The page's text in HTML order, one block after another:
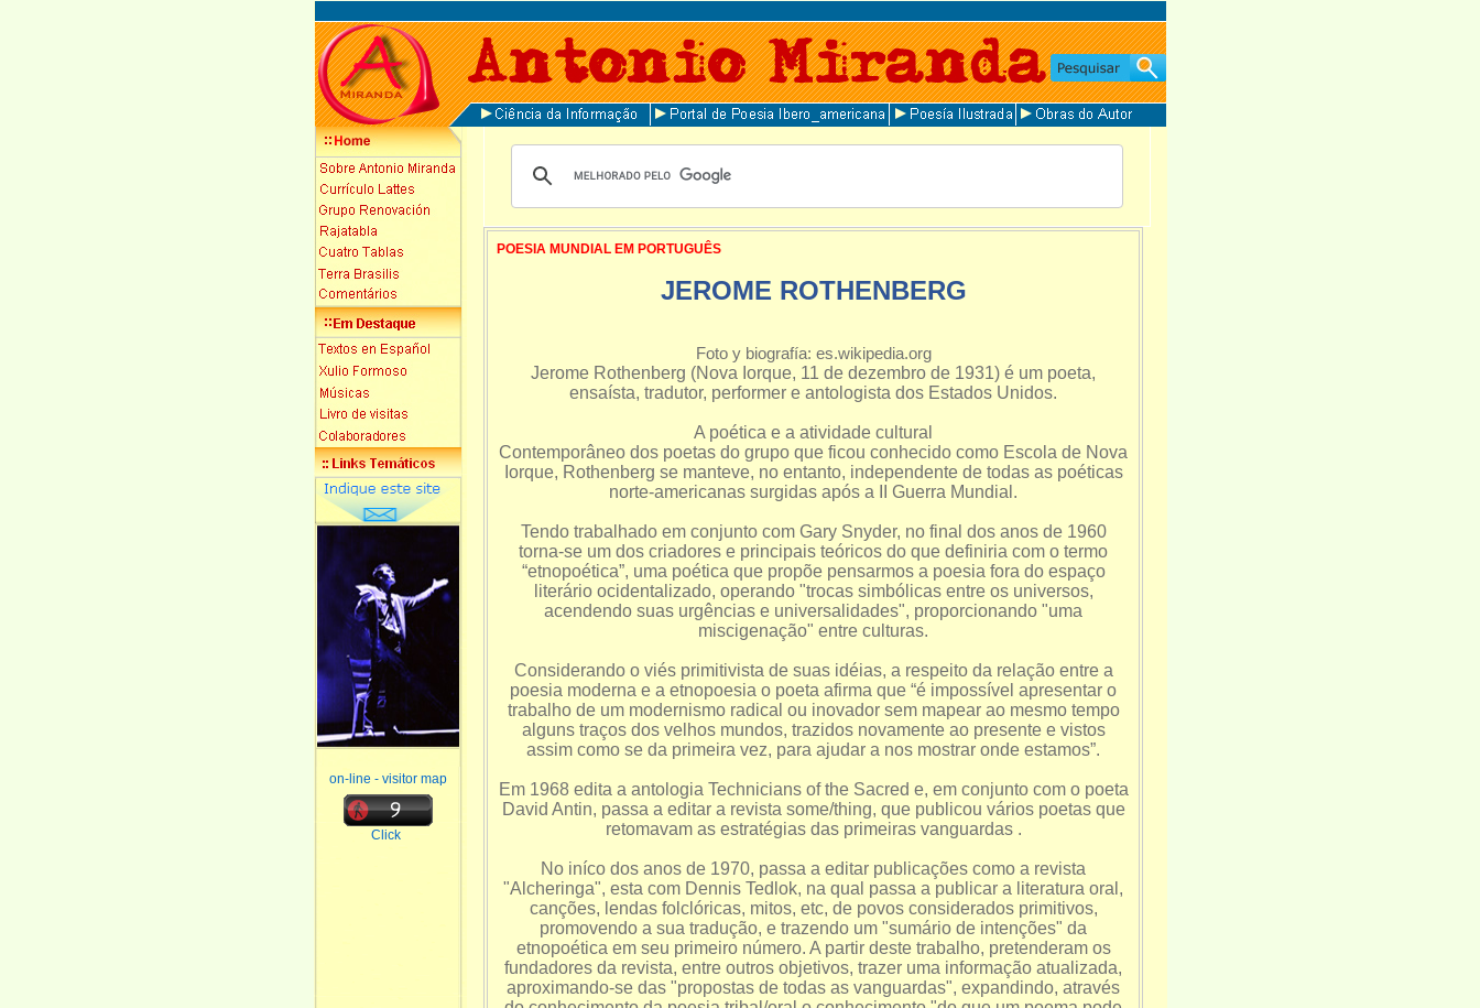
on-line - visitor map
Click
POESIA MUNDIAL EM PORTUGUÊS
JEROME ROTHENBERG
Foto y biografía: es.wikipedia.org
Jerome Rothenberg (Nova Iorque, 11 de dezembro de 1931) é um poeta,
ensaísta, tradutor, performer e antologista dos Estados Unidos.
A poética e a atividade cultural
Contemporâneo dos poetas do grupo que ficou conhecido como Escola de Nova
Iorque, Rothenberg se manteve, no entanto, independente de todas as poéticas
norte-americanas surgidas após a II Guerra Mundial.
Tendo trabalhado em conjunto com Gary Snyder, no final dos anos de 1960
torna-se um dos criadores e principais teóricos do que definiria com o termo
“etnopoética”, uma poética que propõe pensarmos a poesia fora do espaço
literário ocidentalizado, operando "trocas simbólicas entre os universos,
acendendo suas urgências e universalidades", proporcionando "uma
miscigenação" entre culturas.
Considerando o viés primitivista de suas idéias, a respeito da relação entre a
poesia moderna e a etnopoesia o poeta afirma que “é impossível apresentar o
trabalho de um modernismo radical ou inovador sem mapear ao mesmo tempo
alguns traços dos velhos mundos, trazidos novamente ao presente e vistos
assim como se da primeira vez, para ajudar a nos mostrar onde estamos”.
Em 1968 edita a antologia Technicians of the Sacred e, em conjunto com o poeta
David Antin, passa a editar a revista some/thing, que publicou vários poetas que
retomavam as estratégias das primeiras vanguardas .
No iníco dos anos de 1970, passa a editar publicações como a revista
"Alcheringa", esta com Dennis Tedlok, na qual passa a publicar a literatura oral,
canções, lendas folclóricas, mitos, etc, de povos considerados primitivos,
promovendo a sua tradução, e trazendo um "sumário de intenções" da
etnopoética em seu primeiro número. A partir deste trabalho, pretenderam os
fundadores da revista, entre outros objetivos, trazer uma informação atualizada,
aproximando-se das "propostas de todas as vanguardas", expandindo, através